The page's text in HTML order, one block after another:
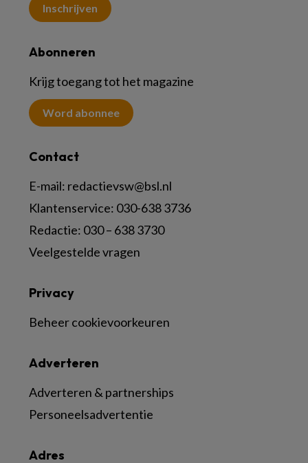
Inschrijven
Abonneren
Krijg toegang tot het magazine
Word abonnee
Contact
E-mail: redactievsw@bsl.nl
Klantenservice: 030-638 3736
Redactie: 030 – 638 3730
Veelgestelde vragen
Adres
Adverteren
Adverteren & partnerships
Personeelsadvertentie
Privacy
Beheer cookievoorkeuren